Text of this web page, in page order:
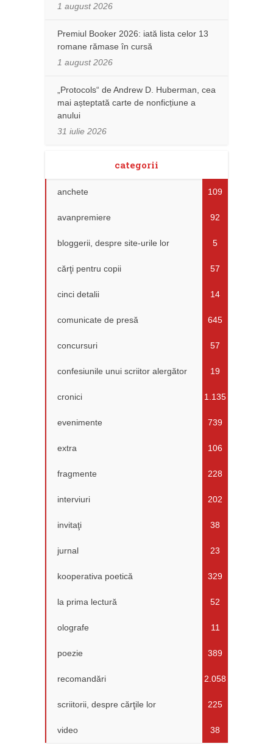
1 august 2026
Premiul Booker 2026: iată lista celor 13
romane rămase în cursă
1 august 2026
„Protocols“ de Andrew D. Huberman, cea
mai așteptată carte de nonficțiune a
anului
31 iulie 2026
categorii
anchete 109
avanpremiere 92
bloggerii, despre site-urile lor 5
cărţi pentru copii 57
cinci detalii 14
comunicate de presă 645
concursuri 57
confesiunile unui scriitor alergător 19
cronici 1.135
evenimente 739
extra 106
fragmente 228
interviuri 202
invitaţi 38
jurnal 23
kooperativa poetică 329
la prima lectură 52
olografe 11
poezie 389
recomandări 2.058
scriitorii, despre cărţile lor 225
video 38